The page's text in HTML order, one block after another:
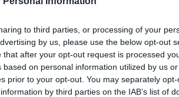
to third parties, or processing of your
by us, please use the below opt-out
after your opt-out request is processed
on personal information utilized by us
prior to your opt-out. You may separately
by third parties on the IAB’s list of
νησιωτικούς προορισμούς,
πάνω από 230 τακτικά
ζήτησης.